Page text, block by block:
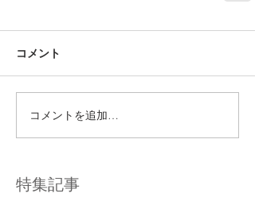
コメント
コメントを追加…
特集記事